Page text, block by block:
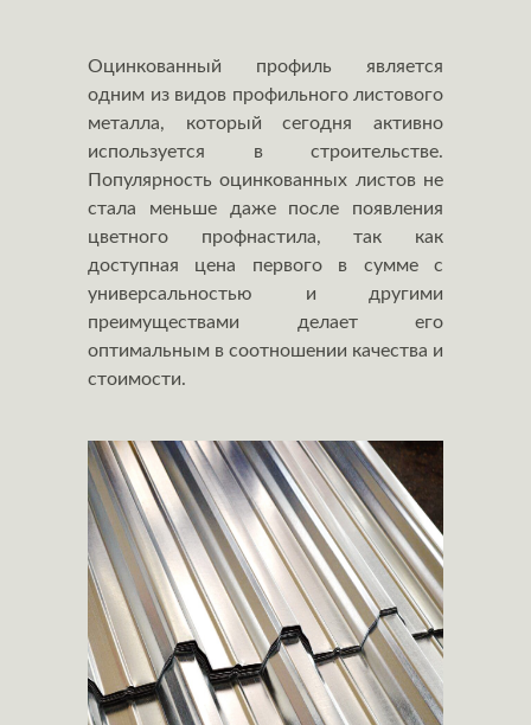
Оцинкованный профиль является
одним из видов профильного листового
металла, который сегодня активно
используется в строительстве.
Популярность оцинкованных листов не
стала меньше даже после появления
цветного профнастила, так как
доступная цена первого в сумме с
универсальностью и другими
преимуществами делает его
оптимальным в соотношении качества и
стоимости.